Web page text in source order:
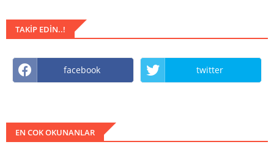
TAKIP EDIN..!
facebook twitter
EN COK OKUNANLAR